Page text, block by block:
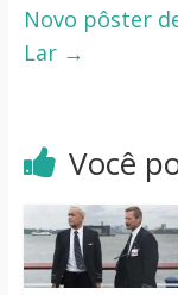
Novo pôster
Lar →
Você